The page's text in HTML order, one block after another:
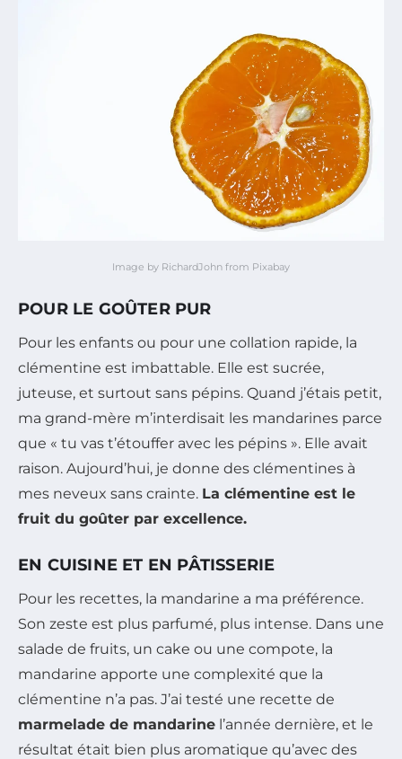
Image by RichardJohn from Pixabay
POUR LE GOÛTER PUR
Pour les enfants ou pour une collation rapide, la
clémentine est imbattable. Elle est sucrée,
juteuse, et surtout sans pépins. Quand j’étais petit,
ma grand-mère m’interdisait les mandarines parce
que « tu vas t’étouffer avec les pépins ». Elle avait
raison. Aujourd’hui, je donne des clémentines à
mes neveux sans crainte. La clémentine est le
fruit du goûter par excellence.
EN CUISINE ET EN PÂTISSERIE
Pour les recettes, la mandarine a ma préférence.
Son zeste est plus parfumé, plus intense. Dans une
salade de fruits, un cake ou une compote, la
mandarine apporte une complexité que la
clémentine n’a pas. J’ai testé une recette de
marmelade de mandarine l’année dernière, et le
résultat était bien plus aromatique qu’avec des